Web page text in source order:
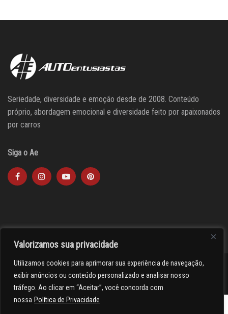
Valorizamos sua privacidade
Utilizamos cookies para aprimorar sua experiência de navegação,
exibir anúncios ou conteúdo personalizado e analisar nosso
tráfego. Ao clicar em “Aceitar”, você concorda com
nossa Política de Privacidade
Seriedade, diversidade e emoção desde de 2008. Conteúdo
próprio, abordagem emocional e diversidade feito por apaixonados
por carros
Siga o Ae
><(((º> 17